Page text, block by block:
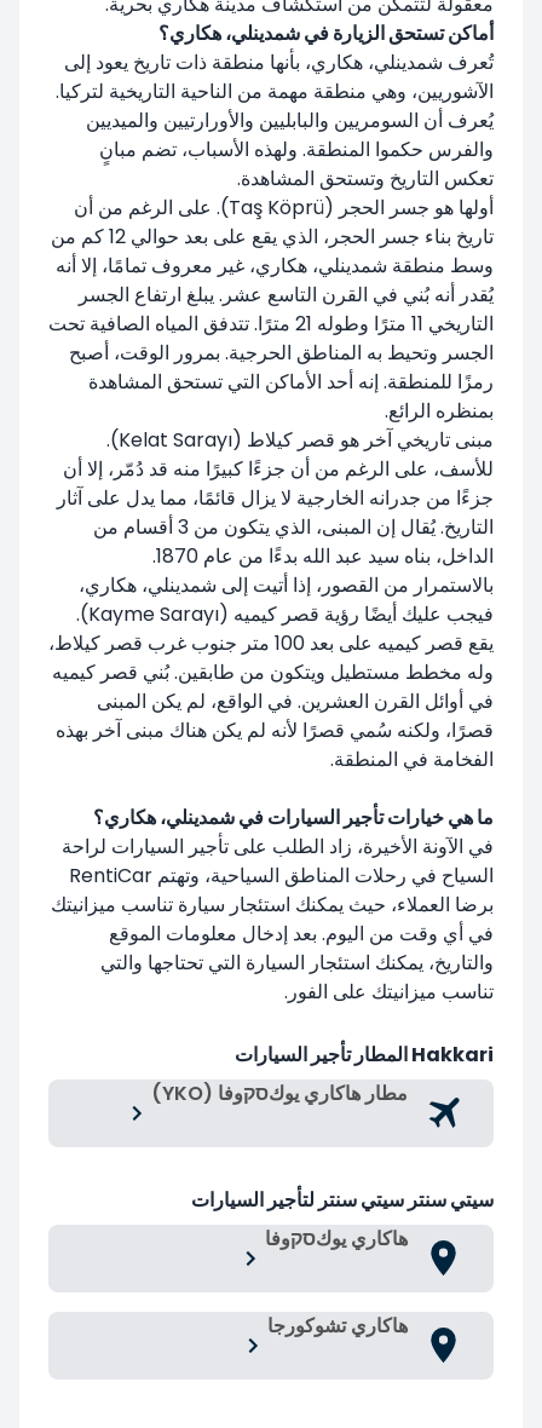
أماكن تستحق الزيارة في شمدينلي، هكاري؟
تُعرف شمدينلي، هكاري، بأنها منطقة ذات تاريخ يعود إلى
الآشوريين، وهي منطقة مهمة من الناحية التاريخية لتركيا.
يُعرف أن السومريين والبابليين والأورارتيين والميديين
والفرس حكموا المنطقة. ولهذه الأسباب، تضم مبانٍ
تعكس التاريخ وتستحق المشاهدة.
أولها هو جسر الحجر (Taş Köprü). على الرغم من أن
تاريخ بناء جسر الحجر، الذي يقع على بعد حوالي 12 كم من
وسط منطقة شمدينلي، هكاري، غير معروف تمامًا، إلا أنه
يُقدر أنه بُني في القرن التاسع عشر. يبلغ ارتفاع الجسر
التاريخي 11 مترًا وطوله 21 مترًا. تتدفق المياه الصافية تحت
الجسر وتحيط به المناطق الحرجية. بمرور الوقت، أصبح
رمزًا للمنطقة. إنه أحد الأماكن التي تستحق المشاهدة
بمنظره الرائع.
مبنى تاريخي آخر هو قصر كيلاط (Kelat Sarayı).
للأسف، على الرغم من أن جزءًا كبيرًا منه قد دُمّر، إلا أن
جزءًا من جدرانه الخارجية لا يزال قائمًا، مما يدل على آثار
التاريخ. يُقال إن المبنى، الذي يتكون من 3 أقسام من
الداخل، بناه سيد عبد الله بدءًا من عام 1870.
بالاستمرار من القصور، إذا أتيت إلى شمدينلي، هكاري،
فيجب عليك أيضًا رؤية قصر كيميه (Kayme Sarayı).
يقع قصر كيميه على بعد 100 متر جنوب غرب قصر كيلاط،
وله مخطط مستطيل ويتكون من طابقين. بُني قصر كيميه
في أوائل القرن العشرين. في الواقع، لم يكن المبنى
قصرًا، ولكنه سُمي قصرًا لأنه لم يكن هناك مبنى آخر بهذه
الفخامة في المنطقة.
ما هي خيارات تأجير السيارات في شمدينلي، هكاري؟
في الآونة الأخيرة، زاد الطلب على تأجير السيارات لراحة
السياح في رحلات المناطق السياحية، وتهتم RentiCar
برضا العملاء، حيث يمكنك استئجار سيارة تناسب ميزانيتك
في أي وقت من اليوم. بعد إدخال معلومات الموقع
والتاريخ، يمكنك استئجار السيارة التي تحتاجها والتي
تناسب ميزانيتك على الفور.
Hakkari المطار تأجير السيارات
مطار هاكاري يوكסקوفا (YKO)
سيتي سنتر سيتي سنتر لتأجير السيارات
هاكاري يوكסקوفا
هاكاري تشوكورجا